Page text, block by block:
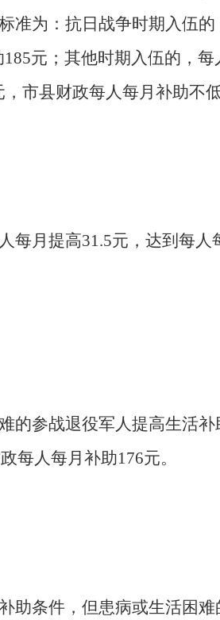
准为：抗日战争时期入伍
元；其他时期入伍的，
，市县财政每人每月补助不
每月提高31.5元，达到每
的参战退役军人提高生活
每人每月补助176元。
助条件，但患病或生活困